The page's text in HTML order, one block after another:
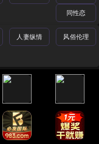
同性恋
人妻纵情 风俗伦理